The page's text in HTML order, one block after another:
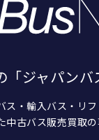
ジャパンバ
・輸入バス・リフ
古バス販売買取の